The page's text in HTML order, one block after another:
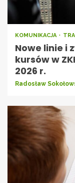
KOMUNIKACJA
Nowe linie i
kursów w
2026 r.
Radosław